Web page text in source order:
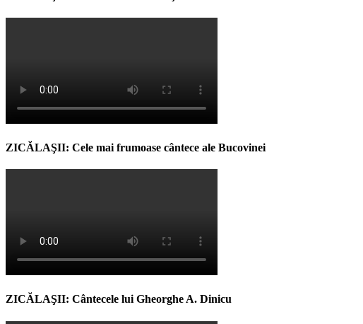
ZICĂLAŞII: Cele mai frumoase cântece ale Bucovinei
ZICĂLAŞII: Cântecele lui Gheorghe A. Dinicu